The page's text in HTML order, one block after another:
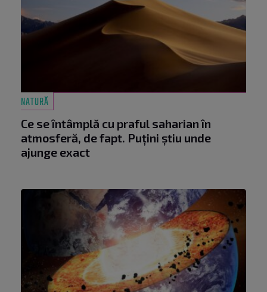
NATURĂ
Ce se întâmplă cu praful saharian în
atmosferă, de fapt. Puțini știu unde
ajunge exact